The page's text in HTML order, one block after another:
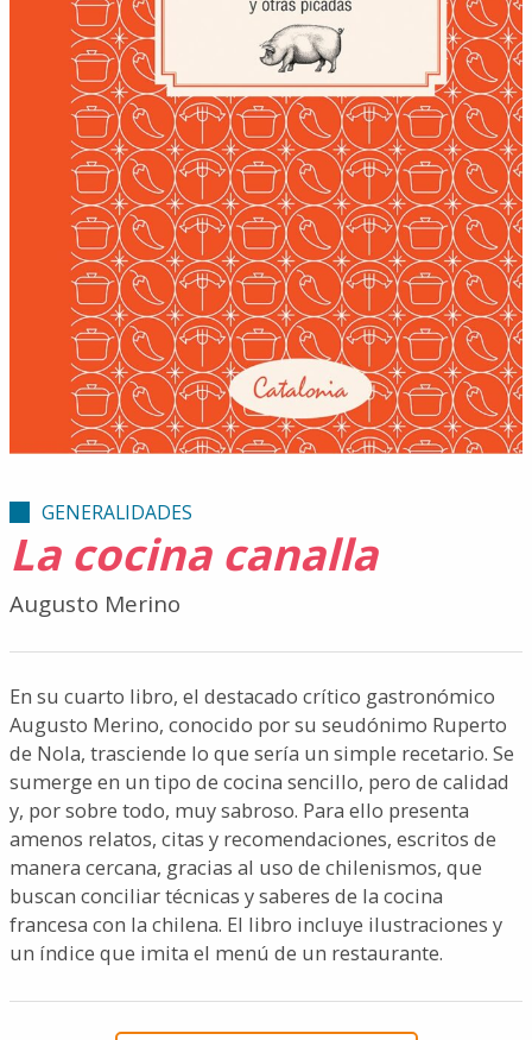
GENERALIDADES
La cocina canalla
Augusto Merino
En su cuarto libro, el destacado crítico gastronómico
Augusto Merino, conocido por su seudónimo Ruperto
de Nola, trasciende lo que sería un simple recetario. Se
sumerge en un tipo de cocina sencillo, pero de calidad
y, por sobre todo, muy sabroso. Para ello presenta
amenos relatos, citas y recomendaciones, escritos de
manera cercana, gracias al uso de chilenismos, que
buscan conciliar técnicas y saberes de la cocina
francesa con la chilena. El libro incluye ilustraciones y
un índice que imita el menú de un restaurante.